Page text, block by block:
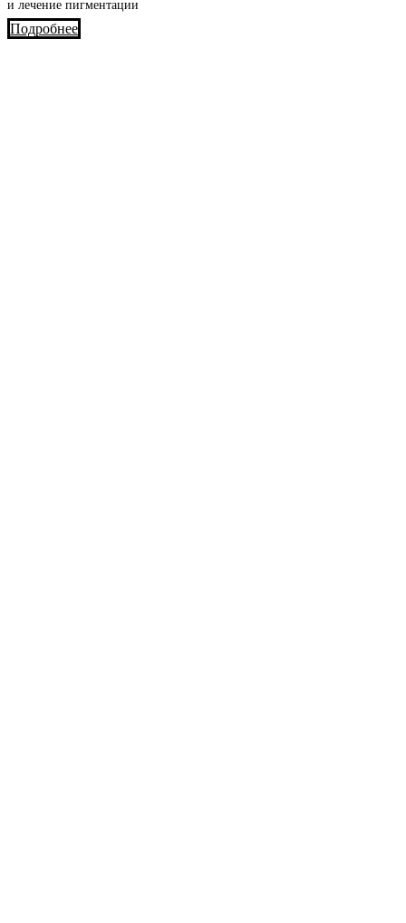
и лечение пигментации
Подробнее